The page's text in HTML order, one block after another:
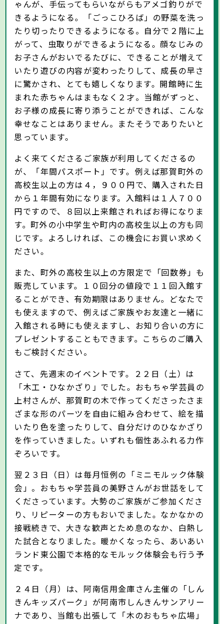
ゃんが、手伝ってもらいながらもアメゴ釣りがで
きるようになる。「ごっこひろば」の野菜を洗っ
たり切ったりできるようになる。自分で２階に上
がって、虫取りができるようになる。顔なじみの
お子さんがおいでるたびに、できることが増えて
いたり遊びの内容が変わったりして、成長の早さ
に驚かされ、とても嬉しくなります。開館時に生
まれた赤ちゃんはまもなく２才。当館がずっと、
お子様の成長に寄り添うことができれば、こんな
幸せなことはありません。またそうでありたいと
思っています。
よく来てくださるご家族が利用してくださるの
が、「年間パスポート」です。例えば那賀町外の
高校生以上の方は４，９００円で、購入された日
から１年間有効になります。入館料は１人７００
円ですので、８回以上来館されればお得になりま
す。町外の小中学生や町内の高校生以上の方も同
じです。よろしければ、この機会にお買い求めく
ださい。
また、町外の高校生以上の方限定で「回数券」も
販売しています。１０回分の値段で１１回入館す
ることができ、有効期限はありません。どなたで
も使えますので、例えばご家族やお友達と一緒に
入館される時にも使えますし、お知り合いの方に
プレゼントすることもできます。こちらのご購入
もご検討ください。
さて、先週末のイベントです。２２日（土）は
「木工・ひなかざり」でした。おもちゃ学芸員の
上村さんが、那賀町の木で作ってくださったさま
ざまな形のパーツを自由に組み合わせて、絵を描
いたり色を塗ったりして、自分だけのひなかざり
を作っていきました。いずれも個性あふれる力作
ぞろいです。
翌２３日（日）は毎月恒例の「ミニモルック体験
会」。おもちゃ学芸員の美野さんがお世話をして
くださっています。大勢のご家族がご参加くださ
り、リピーターの方もおいでました。なかなかの
接戦続きで、大きな歓声とため息のなか、白熱し
た試合となりました。暖かくなったら、あいあい
ランド東公園で本格的なモルック体験会も行う予
定です。
２４日（月）は、阿南信用金庫さん主催の「しん
きんキッズパーク」が阿南市しんきんサンアリー
ナであり、当館も出張して「木のおもちゃ広場」